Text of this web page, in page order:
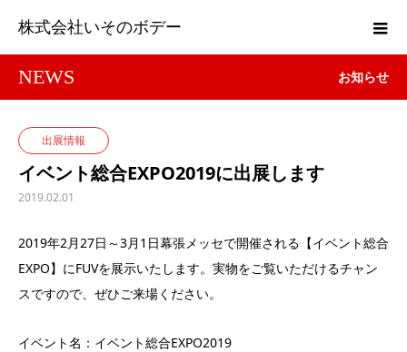
株式会社いそのボデー
NEWS お知らせ
出展情報
イベント総合EXPO2019に出展します
2019.02.01
2019年2月27日～3月1日幕張メッセで開催される【イベント総合
EXPO】にFUVを展示いたします。実物をご覧いただけるチャン
スですので、ぜひご来場ください。
イベント名：イベント総合EXPO2019